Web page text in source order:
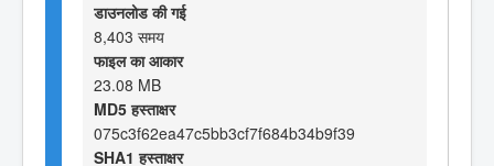
डाउनलोड की गई
8,403 समय
फाइल का आकार
23.08 MB
MD5 हस्ताक्षर
075c3f62ea47c5bb3cf7f684b34b9f39
SHA1 हस्ताक्षर